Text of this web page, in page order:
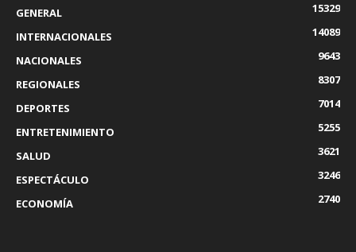
GENERAL
15329
INTERNACIONALES
14089
NACIONALES
9643
REGIONALES
8307
DEPORTES
7014
ENTRETENIMIENTO
5255
SALUD
3621
ESPECTÁCULO
3246
ECONOMÍA
2740